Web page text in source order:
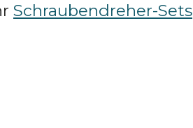
Schraubendreher-Sets